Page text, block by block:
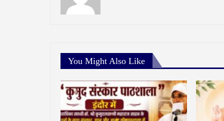
You Might Also Like